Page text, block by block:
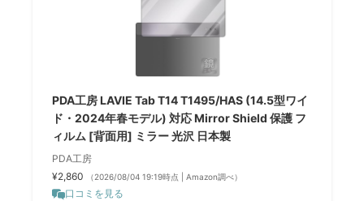
PDA工房 LAVIE Tab T14 T1495/HAS (14.5型ワイ
ド・2024年春モデル) 対応 Mirror Shield 保護 フ
ィルム [背面用] ミラー 光沢 日本製
PDA工房
¥2,860
（2026/08/04 19:19時点 | Amazon調べ）
口コミを見る